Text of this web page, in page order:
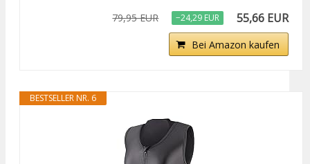
79,95 EUR −24,29 EUR 55,66 EUR
Bei Amazon kaufen
BESTSELLER NR. 6